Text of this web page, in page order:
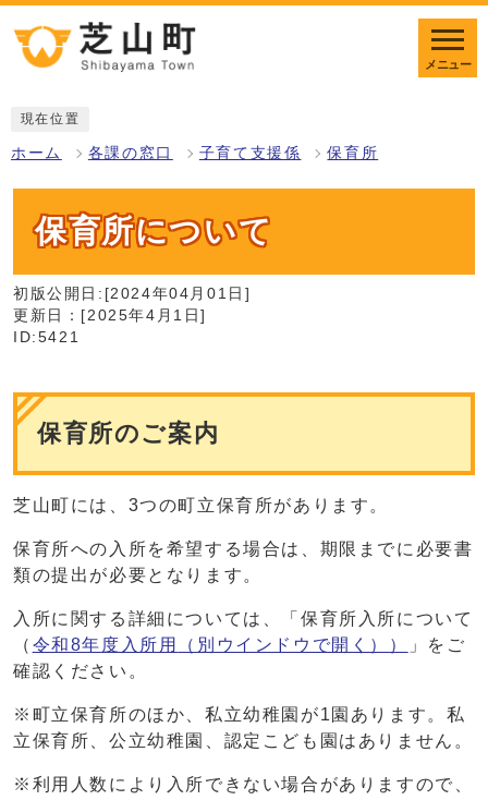
メニュー
現在位置
ホーム 各課の窓口 子育て支援係 保育所
保育所について
初版公開日:[2024年04月01日]
更新日：[2025年4月1日]
ID:5421
保育所のご案内
芝山町には、3つの町立保育所があります。
保育所への入所を希望する場合は、期限までに必要書
類の提出が必要となります。
入所に関する詳細については、「保育所入所について
（ 令和8年度入所用 （別ウインドウで開く） ）
」をご
確認ください。
※町立保育所のほか、私立幼稚園が1園あります。私
立保育所、公立幼稚園、認定こども園はありません。
※利用人数により入所できない場合がありますので、